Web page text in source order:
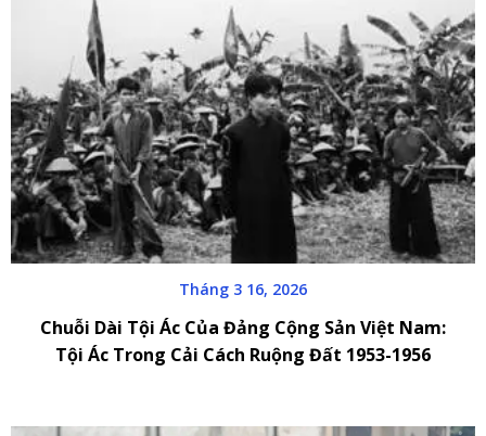
Tháng 3 16, 2026
Chuỗi Dài Tội Ác Của Đảng Cộng Sản Việt Nam:
Tội Ác Trong Cải Cách Ruộng Đất 1953-1956